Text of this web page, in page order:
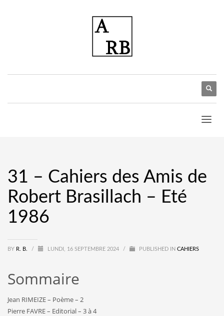
31 – Cahiers des Amis de
Robert Brasillach – Eté
1986
BY R. B. / LUNDI, 16 SEPTEMBRE 2024 / PUBLISHED IN CAHIERS
Sommaire
Jean RIMEIZE – Poème – 2
Pierre FAVRE – Editorial – 3 à 4